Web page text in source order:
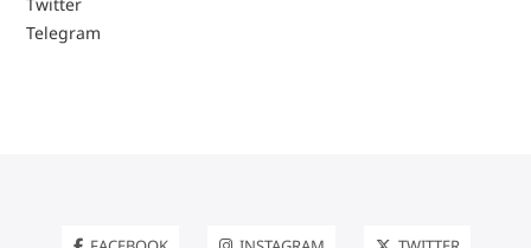
Telegram